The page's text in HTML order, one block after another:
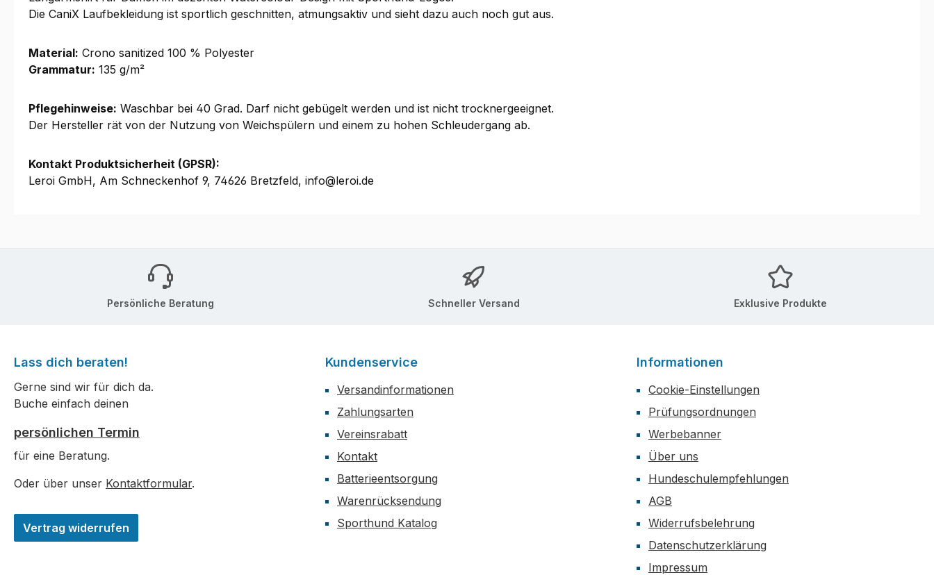
Die CaniX Laufbekleidung ist sportlich geschnitten, atmungsaktiv und sieht dazu auch noch gut aus.
Material: Crono sanitized 100 % Polyester
Grammatur: 135 g/m²
Pflegehinweise: Waschbar bei 40 Grad. Darf nicht gebügelt werden und ist nicht trocknergeeignet.
Der Hersteller rät von der Nutzung von Weichspülern und einem zu hohen Schleudergang ab.
Kontakt Produktsicherheit (GPSR):
Leroi GmbH, Am Schneckenhof 9, 74626 Bretzfeld, info@leroi.de
Persönliche Beratung Schneller Versand Exklusive Produkte
Lass dich beraten!
Gerne sind wir für dich da.
Buche einfach deinen
persönlichen Termin
für eine Beratung.
Oder über unser Kontaktformular.
Vertrag widerrufen
Kundenservice
Versandinformationen
Zahlungsarten
Vereinsrabatt
Kontakt
Batterieentsorgung
Warenrücksendung
Sporthund Katalog
Informationen
Cookie-Einstellungen
Prüfungsordnungen
Werbebanner
Über uns
Hundeschulempfehlungen
AGB
Widerrufsbelehrung
Datenschutzerklärung
Impressum